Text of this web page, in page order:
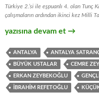
Türkiye 2.’si ile eşpuanlı 4. olan Tunç
çalışmaların ardından ikinci kez Milli
Milli Takım Başarısı |
yazısına devam et →
ANTALYA ANTALYA
BÜYÜK USTALAR CEMRE
ERKAN ZEYBEKOĞLU
İBRAHIM REFETOĞLU